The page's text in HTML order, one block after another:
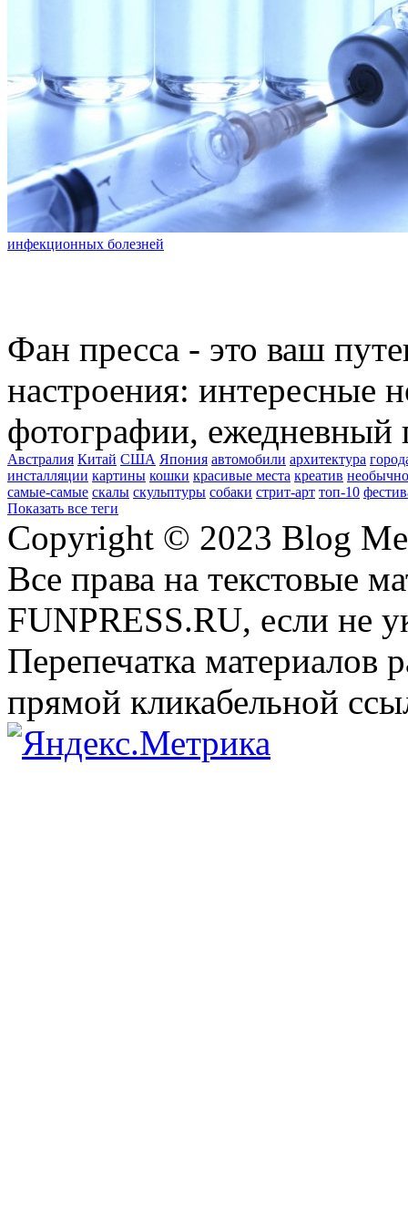
инфекционных болезней
Фан пресса - это ваш
настроения: интересные
фотографии, ежедневный
Австралия Китай США Япония автомобили архитектура
инсталляции картины кошки красивые места креатив
самые-самые скалы скульптуры собаки стрит-арт топ-10
Показать все теги
Copyright © 2023 Blog
Все права на текстовые
FUNPRESS.RU, если не
Перепечатка материалов
прямой кликабельной